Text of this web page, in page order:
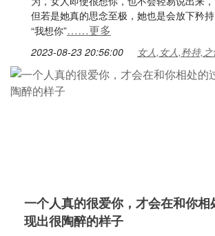
但若是她真的思念至极，她也是会放下矜
“我想你”……更多
2023-08-23 20:56:00 女人,女人,矜持,
一个人真的很爱你，才会在和你
现出很陶醉的样子